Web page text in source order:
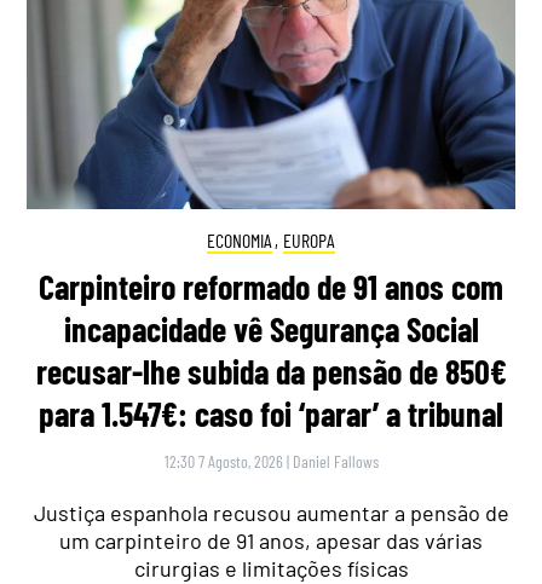
ECONOMIA , EUROPA
Carpinteiro reformado de 91 anos com
incapacidade vê Segurança Social
recusar-lhe subida da pensão de 850€
para 1.547€: caso foi ‘parar’ a tribunal
12:30 7 Agosto, 2026 | Daniel Fallows
Justiça espanhola recusou aumentar a pensão de
um carpinteiro de 91 anos, apesar das várias
cirurgias e limitações físicas